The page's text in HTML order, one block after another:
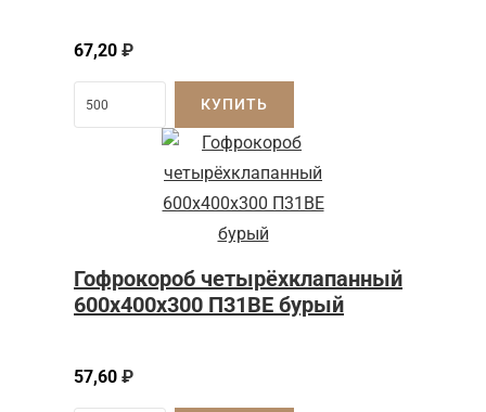
67,20 ₽
КУПИТЬ
Гофрокороб четырёхклапанный
600x400x300 П31BE бурый
57,60 ₽